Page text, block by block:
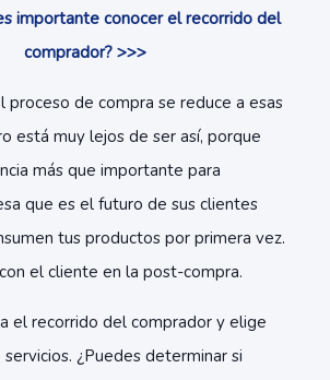
importante conocer el recorrido del
comprador? >>>
proceso de compra se reduce a esas
está muy lejos de ser así, porque
más que importante para
que es el futuro de sus clientes
tus productos por primera vez.
el cliente en la post-compra.
el recorrido del comprador y elige
¿Puedes determinar si